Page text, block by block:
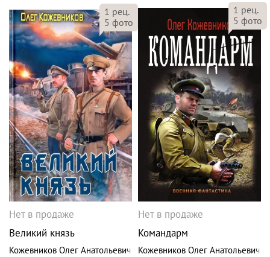
1 рец.
5 фото
Нет в продаже
Великий князь
Кожевников Олег Анатольевич
1 рец.
5 фото
Нет в продаже
Командарм
Кожевников Олег Анатольевич